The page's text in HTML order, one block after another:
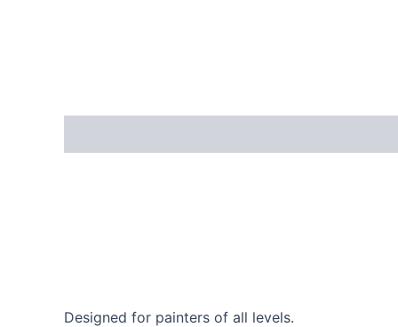
Designed for painters of all levels.